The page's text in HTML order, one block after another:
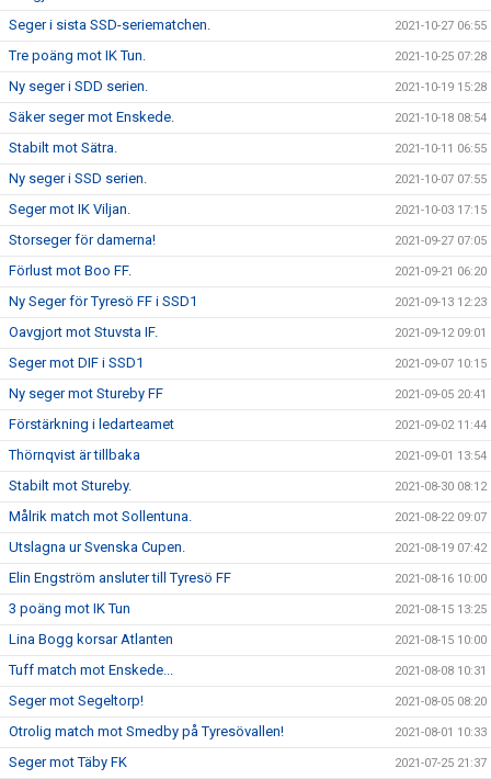
Seger i sista SSD-seriematchen. 2021-10-27 06:55
Tre poäng mot IK Tun. 2021-10-25 07:28
Ny seger i SDD serien. 2021-10-19 15:28
Säker seger mot Enskede. 2021-10-18 08:54
Stabilt mot Sätra. 2021-10-11 06:55
Ny seger i SSD serien. 2021-10-07 07:55
Seger mot IK Viljan. 2021-10-03 17:15
Storseger för damerna! 2021-09-27 07:05
Förlust mot Boo FF. 2021-09-21 06:20
Ny Seger för Tyresö FF i SSD1 2021-09-13 12:23
Oavgjort mot Stuvsta IF. 2021-09-12 09:01
Seger mot DIF i SSD1 2021-09-07 10:15
Ny seger mot Stureby FF 2021-09-05 20:41
Förstärkning i ledarteamet 2021-09-02 11:44
Thörnqvist är tillbaka 2021-09-01 13:54
Stabilt mot Stureby. 2021-08-30 08:12
Målrik match mot Sollentuna. 2021-08-22 09:07
Utslagna ur Svenska Cupen. 2021-08-19 07:42
Elin Engström ansluter till Tyresö FF 2021-08-16 10:00
3 poäng mot IK Tun 2021-08-15 13:25
Lina Bogg korsar Atlanten 2021-08-15 10:00
Tuff match mot Enskede... 2021-08-08 10:31
Seger mot Segeltorp! 2021-08-05 08:20
Otrolig match mot Smedby på Tyresövallen! 2021-08-01 10:33
Seger mot Täby FK 2021-07-25 21:37